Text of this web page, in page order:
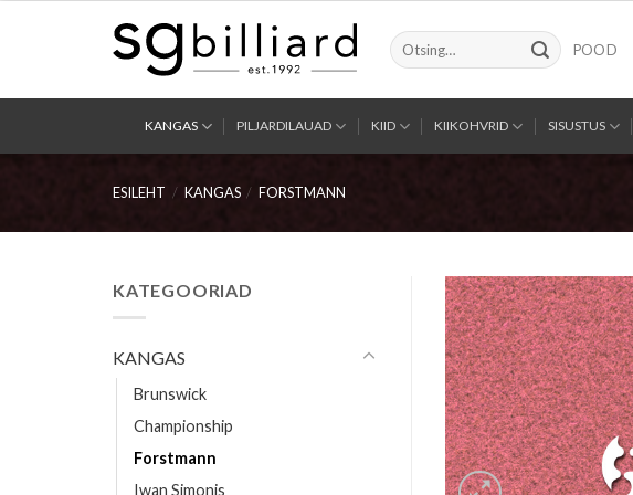
Otsi:
POOD
KANGAS PILJARDILAUAD KIID KIIKOHVRID SISUSTUS
ESILEHT / KANGAS / FORSTMANN
KATEGOORIAD
KANGAS
Brunswick
Championship
Forstmann
Iwan Simonis